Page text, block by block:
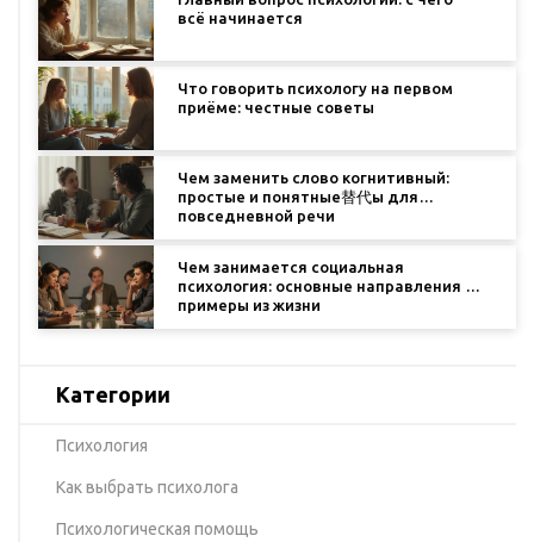
всё начинается
Что говорить психологу на первом
приёме: честные советы
Чем заменить слово когнитивный:
простые и понятные替代ы для
повседневной речи
Чем занимается социальная
психология: основные направления и
примеры из жизни
Категории
Психология
Как выбрать психолога
Психологическая помощь